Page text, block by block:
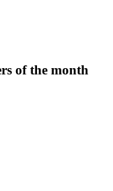
of the month